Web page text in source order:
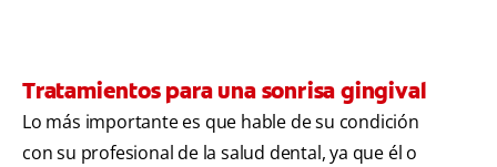
Tratamientos para una sonrisa gingival
Lo más importante es que hable de su condición
con su profesional de la salud dental, ya que él o